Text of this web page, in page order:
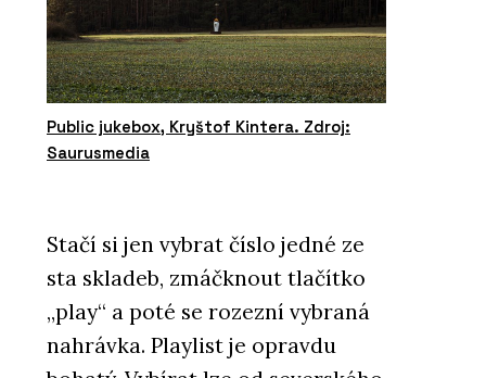
Public jukebox, Kryštof Kintera. Zdroj:
Saurusmedia
Stačí si jen vybrat číslo jedné ze
sta skladeb, zmáčknout tlačítko
„play“ a poté se rozezní vybraná
nahrávka. Playlist je opravdu